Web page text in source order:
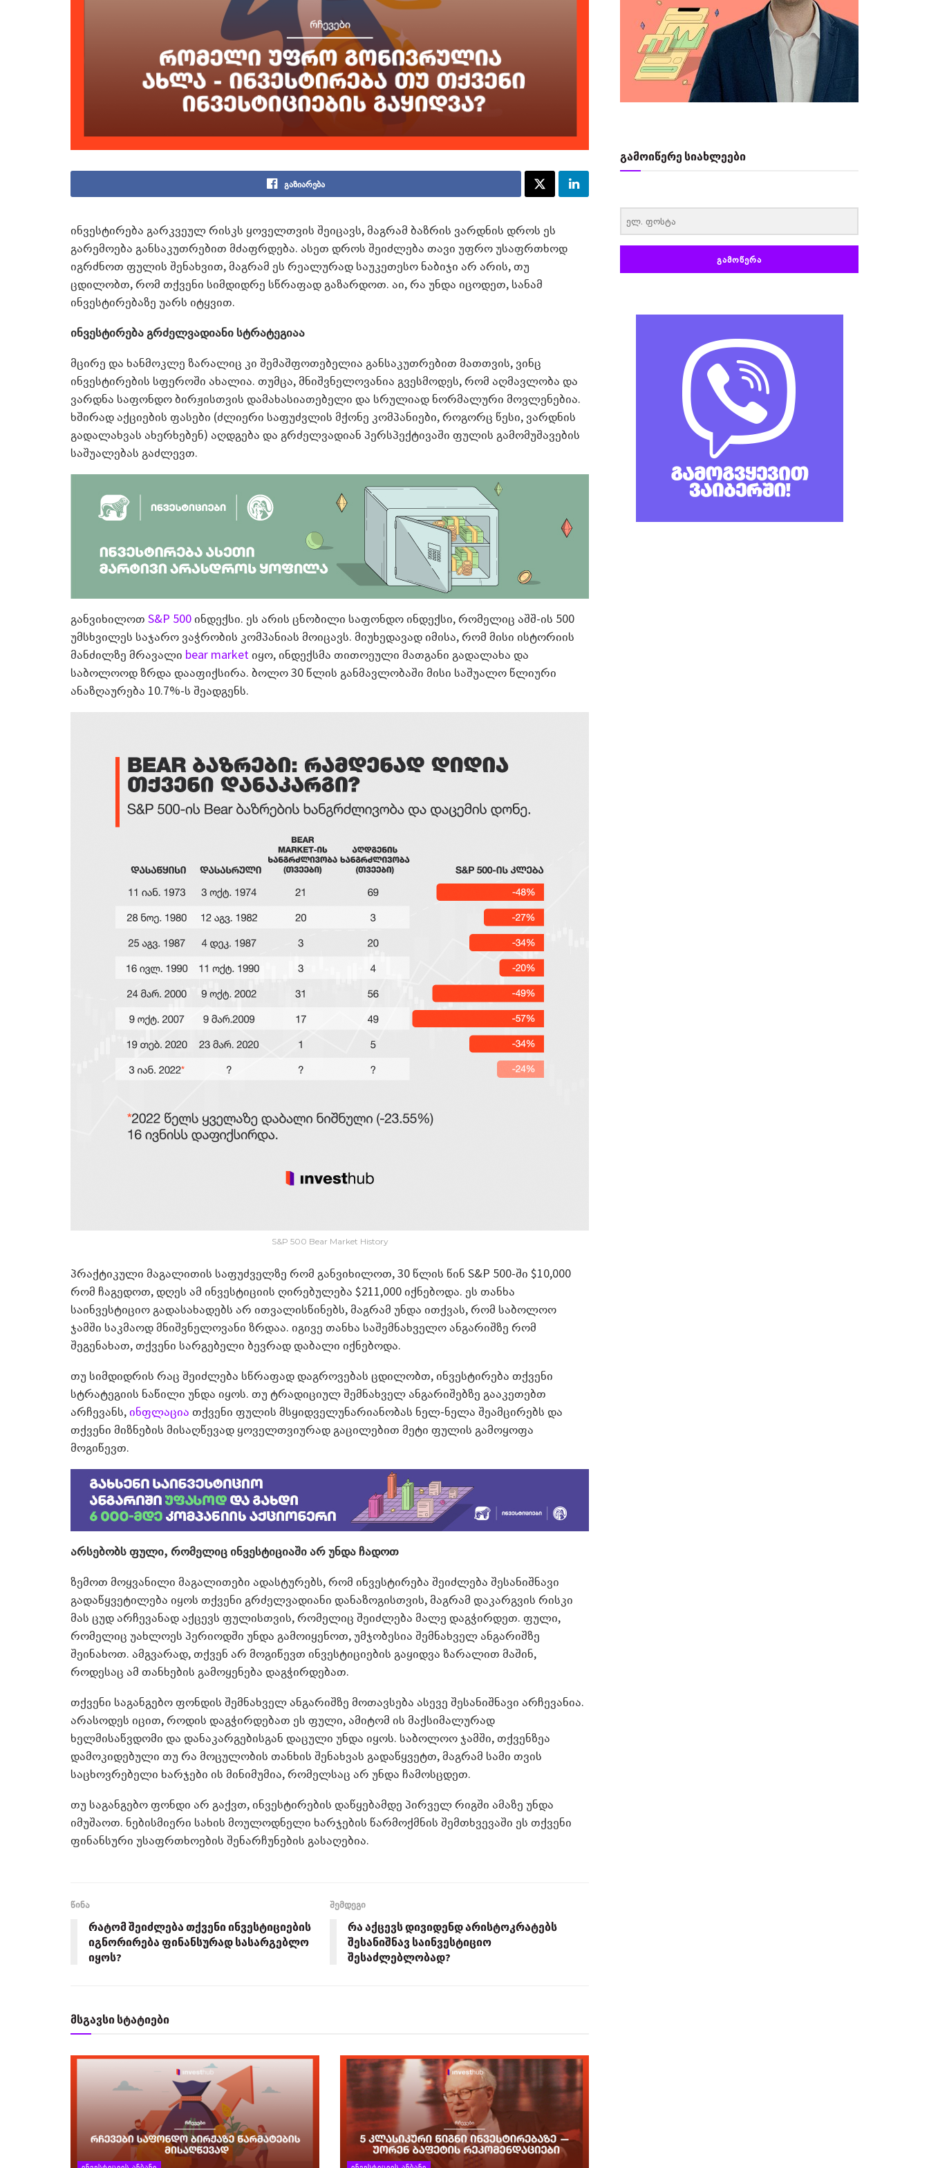
გაზიარება
ინვესტირება გარკვეულ რისკს ყოველთვის შეიცავს, მაგრამ ბაზრის ვარდნის დროს ეს
გარემოება განსაკუთრებით მძაფრდება. ასეთ დროს შეიძლება თავი უფრო უსაფრთხოდ
იგრძნოთ ფულის შენახვით, მაგრამ ეს რეალურად საუკეთესო ნაბიჯი არ არის, თუ
ცდილობთ, რომ თქვენი სიმდიდრე სწრაფად გაზარდოთ. აი, რა უნდა იცოდეთ, სანამ
ინვესტირებაზე უარს იტყვით.
ინვესტირება გრძელვადიანი სტრატეგიაა
მცირე და ხანმოკლე ზარალიც კი შემაშფოთებელია განსაკუთრებით მათთვის, ვინც
ინვესტირების სფეროში ახალია. თუმცა, მნიშვნელოვანია გვესმოდეს, რომ აღმავლობა და
ვარდნა საფონდო ბირჟისთვის დამახასიათებელი და სრულიად ნორმალური მოვლენებია.
ხშირად აქციების ფასები (ძლიერი საფუძვლის მქონე კომპანიები, როგორც წესი, ვარდნის
გადალახვას ახერხებენ) აღდგება და გრძელვადიან პერსპექტივაში ფულის გამომუშავების
საშუალებას გაძლევთ.
განვიხილოთ S&P 500ინდექსი. ეს არის ცნობილი საფონდო ინდექსი, რომელიც აშშ-ის 500
უმსხვილეს საჯარო ვაჭრობის კომპანიას მოიცავს. მიუხედავად იმისა, რომ მისი ისტორიის
მანძილზე მრავალი bear marketიყო, ინდექსმა თითოეული მათგანი გადალახა და
საბოლოოდ ზრდა დააფიქსირა. ბოლო 30 წლის განმავლობაში მისი საშუალო წლიური
ანაზღაურება 10.7%-ს შეადგენს.
S&P 500 Bear Market History
პრაქტიკული მაგალითის საფუძველზე რომ განვიხილოთ, 30 წლის წინ S&P 500-ში $10,000
რომ ჩაგედოთ, დღეს ამ ინვესტიციის ღირებულება $211,000 იქნებოდა. ეს თანხა
საინვესტიციო გადასახადებს არ ითვალისწინებს, მაგრამ უნდა ითქვას, რომ საბოლოო
ჯამში საკმაოდ მნიშვნელოვანი ზრდაა. იგივე თანხა საშემნახველო ანგარიშზე რომ
შეგენახათ, თქვენი სარგებელი ბევრად დაბალი იქნებოდა.
თუ სიმდიდრის რაც შეიძლება სწრაფად დაგროვებას ცდილობთ, ინვესტირება თქვენი
სტრატეგიის ნაწილი უნდა იყოს. თუ ტრადიციულ შემნახველ ანგარიშებზე გააკეთებთ
არჩევანს,ინფლაცია თქვენი ფულის მსყიდველუნარიანობას ნელ-ნელა შეამცირებს და
თქვენი მიზნების მისაღწევად ყოველთვიურად გაცილებით მეტი ფულის გამოყოფა
მოგიწევთ.
არსებობს ფული, რომელიც ინვესტიციაში არ უნდა ჩადოთ
ზემოთ მოყვანილი მაგალითები ადასტურებს, რომ ინვესტირება შეიძლება შესანიშნავი
გადაწყვეტილება იყოს თქვენი გრძელვადიანი დანაზოგისთვის, მაგრამ დაკარგვის რისკი
მას ცუდ არჩევანად აქცევს ფულისთვის, რომელიც შეიძლება მალე დაგჭირდეთ. ფული,
რომელიც უახლოეს პერიოდში უნდა გამოიყენოთ, უმჯობესია შემნახველ ანგარიშზე
შეინახოთ. ამგვარად, თქვენ არ მოგიწევთ ინვესტიციების გაყიდვა ზარალით მაშინ,
როდესაც ამ თანხების გამოყენება დაგჭირდებათ.
თქვენი საგანგებო ფონდის შემნახველ ანგარიშზე მოთავსება ასევე შესანიშნავი არჩევანია.
არასოდეს იცით, როდის დაგჭირდებათ ეს ფული, ამიტომ ის მაქსიმალურად
ხელმისაწვდომი და დანაკარგებისგან დაცული უნდა იყოს. საბოლოო ჯამში, თქვენზეა
დამოკიდებული თუ რა მოცულობის თანხის შენახვას გადაწყვეტთ, მაგრამ სამი თვის
საცხოვრებელი ხარჯები ის მინიმუმია, რომელსაც არ უნდა ჩამოსცდეთ.
თუ საგანგებო ფონდი არ გაქვთ, ინვესტირების დაწყებამდე პირველ რიგში ამაზე უნდა
იმუშაოთ. ნებისმიერი სახის მოულოდნელი ხარჯების წარმოქმნის შემთხვევაში ეს თქვენი
ფინანსური უსაფრთხოების შენარჩუნების გასაღებია.
წინა
რატომ შეიძლება თქვენი ინვესტიციების
იგნორირება ფინანსურად სასარგებლო
იყოს?
შემდეგი
რა აქცევს დივიდენდ არისტოკრატებს
შესანიშნავ საინვესტიციო
შესაძლებლობად?
მსგავსი სტატიები
გამოიწერე სიახლეები
ᲒᲐᲛᲝᲬᲔᲠᲐ